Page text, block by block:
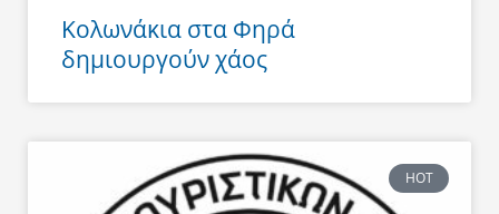
Κολωνάκια στα Φηρά
δημιουργούν χάος
HOT